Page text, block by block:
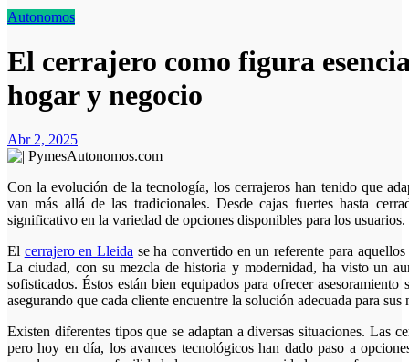
Autonomos
El cerrajero como figura
hogar y negocio
Abr 2, 2025
Con la evolución de la tecnología, los cerrajeros han tenido que adaptarse a nuevas demandas, ofreciendo soluciones que
van más allá de las tradicionales. Desde cajas fuertes hasta
significativo en la variedad de opciones disponibles para los usuarios.
El cerrajero en Lleida se ha convertido en un referente para
La ciudad, con su mezcla de historia y modernidad, ha visto un
sofisticados. Éstos están bien equipados para ofrecer
asegurando que cada cliente encuentre la solución adecuada para sus
Existen diferentes tipos que se adaptan a diversas situaciones. Las
pero hoy en día, los avances tecnológicos han dado paso a